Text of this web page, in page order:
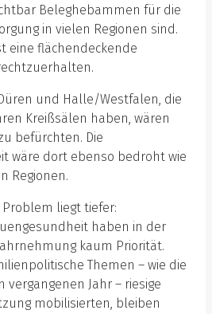
Beleghebammen für die
in vielen Regionen sind.
eine flächendeckende
und Halle/Westfalen, die
Kreißsälen haben, wären
befürchten. Die
wäre dort ebenso bedroht wie
Regionen.
liegt tiefer:
haben in der
kaum Priorität.
Themen – wie die
vergangenen Jahr – riesige
mobilisierten, bleiben